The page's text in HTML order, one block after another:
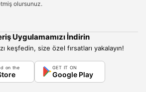
olursunuz.
Uygulamamızı İndirin
keşfedin, size özel fırsatları yakalayın!
on the GET IT ON
Google Play